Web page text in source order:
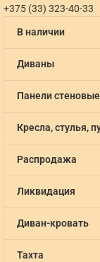
+375 (33) 323-40-33
В наличии
Диваны
Панели стеновые
Кресла, стулья,
Распродажа
Ликвидация
Диван-кровать
Тахта